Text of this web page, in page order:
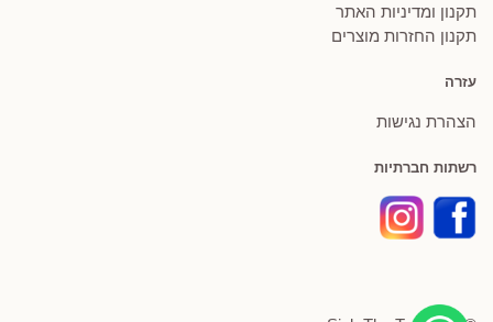
תקנון ומדיניות האתר
תקנון החזרות מוצרים
עזרה
הצהרת נגישות
רשתות חברתיות